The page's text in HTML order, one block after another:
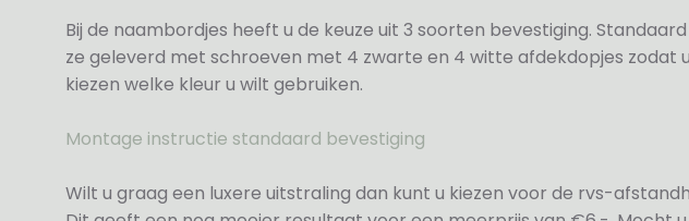
Bij de naambordjes heeft u de keuze uit 3 soorten bevestiging.
ze geleverd met schroeven met 4 zwarte en 4 witte afdekdopjes zodat
kiezen welke kleur u wilt gebruiken.
Montage instructie standaard bevestiging
Wilt u graag een luxere uitstraling dan kunt u kiezen voor de rvs-